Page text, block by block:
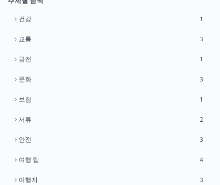
건강 1
교통 3
금전 1
문화 3
보험 1
서류 2
안전 3
여행 팁 4
여행지 3